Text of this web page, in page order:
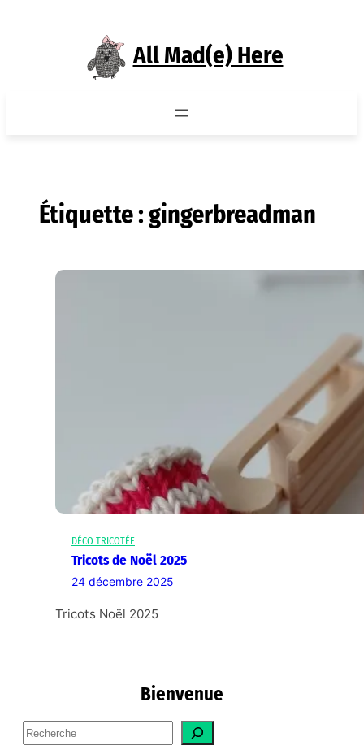
All Mad(e) Here
Étiquette :gingerbreadman
DÉCO TRICOTÉE
Tricots de Noël 2025
24 décembre 2025
Tricots Noël 2025
Bienvenue
S
e